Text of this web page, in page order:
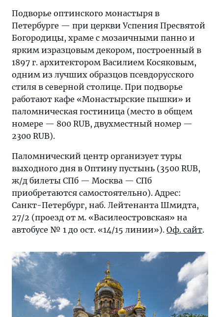
Подворье оптинского монастыря в
Петербурге — при церкви Успения Пресвятой
Богородицы, храме с мозаичными панно и
ярким изразцовым декором, построенный в
1897 г. архитектором Василием Косяковым,
одним из лучших образцов псевдорусского
стиля в северной столице. При подворье
работают кафе «Монастырские пышки» и
паломническая гостиница (место в общем
номере — 800 RUB, двухместный номер —
2300 RUB).
Паломнический центр организует туры
выходного дня в Оптину пустынь (3500 RUB,
ж/д билеты СПб — Москва — СПб
приобретаются самостоятельно). Адрес:
Санкт-Петербург, наб. Лейтенанта Шмидта,
27/2 (проезд от м. «Василеостровская» на
автобусе № 1 до ост. «14/15 линии»). Оф. сайт.